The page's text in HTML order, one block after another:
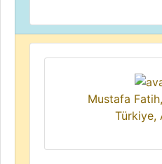
Mustafa
Türkiye,